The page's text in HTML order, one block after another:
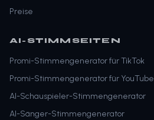
Preise
AI-STIMMSEITEN
Promi-Stimmengenerator für TikTok
Promi-Stimmengenerator für YouTube
AI-Schauspieler-Stimmengenerator
AI-Sänger-Stimmengenerator